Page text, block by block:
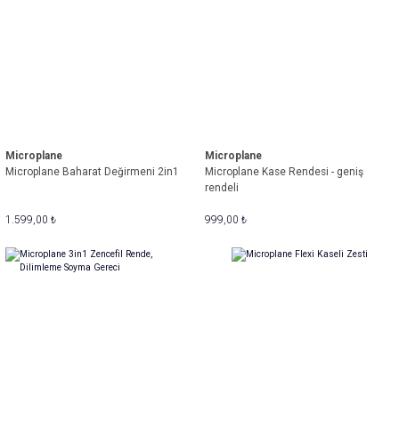
Microplane
Microplane Baharat Değirmeni 2in1
1.599,00 ₺
Microplane
Microplane Kase Rendesi - geniş
rendeli
999,00 ₺